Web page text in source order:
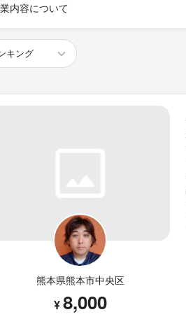
内容について
熊本県熊本市中央区
¥8,000